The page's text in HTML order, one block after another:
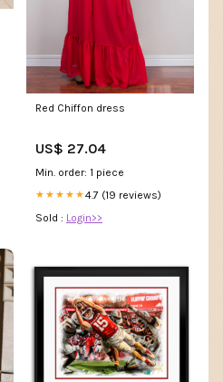
Red Chiffon dress
US$ 27.04
Min. order: 1 piece
★★★★★4.7 (19 reviews)
Sold : Login>>